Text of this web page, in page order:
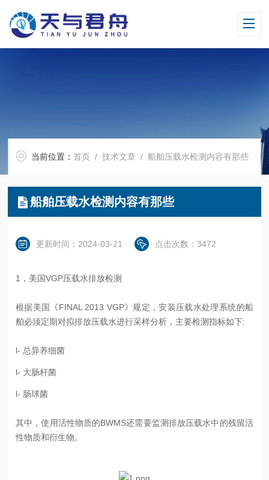
当前位置：首页 /技术文章 / 船舶压载水检测内容有那些
船舶压载水检测内容有那些
更新时间：2024-03-21 点击次数：3472
1，美国VGP压载水排放检测
根据美国《FINAL 2013 VGP》规定，安装压载水处理系统的船
舶必须定期对拟排放压载水进行采样分析，主要检测指标如下:
l- 总异养细菌
l- 大肠杆菌
l- 肠球菌
其中，使用活性物质的BWMS还需要监测排放压载水中的残留活
性物质和衍生物。